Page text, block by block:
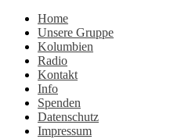
Home
Unsere Gruppe
Kolumbien
Radio
Kontakt
Info
Spenden
Datenschutz
Impressum